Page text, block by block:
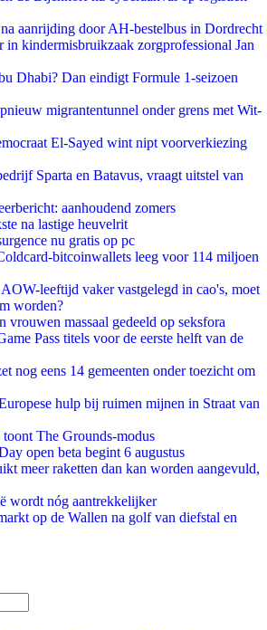
aanrijding door AH-bestelbus in Dordrecht
kindermisbruikzaak zorgprofessional Jan
Dhabi? Dan eindigt Formule 1-seizoen
migrantentunnel onder grens met Wit-
El-Sayed wint nipt voorverkiezing
Sparta en Batavus, vraagt uitstel van
aanhoudend zomers
na lastige heuvelrit
nu gratis op pc
bitcoinwallets leeg voor 114 miljoen
leeftijd vaker vastgelegd in cao's, moet
worden?
vrouwen massaal gedeeld op seksfora
Pass titels voor de eerste helft van de
nog eens 14 gemeenten onder toezicht om
hulp bij ruimen mijnen in Straat van
The Grounds-modus
open beta begint 6 augustus
meer raketten dan kan worden aangevuld,
wordt nóg aantrekkelijker
op de Wallen na golf van diefstal en